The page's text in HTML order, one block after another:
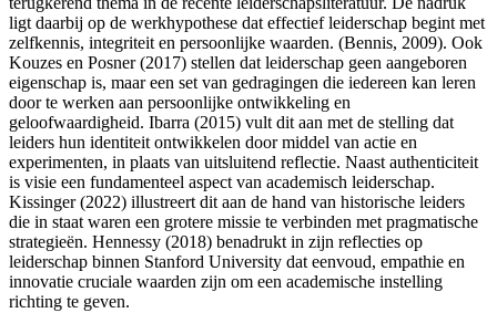
ligt daarbij op de werkhypothese dat effectief leiderschap begint met
zelfkennis, integriteit en persoonlijke waarden. (Bennis, 2009). Ook
Kouzes en Posner(2017) stellen dat leiderschap geen aangeboren
eigenschap is, maar een set van gedragingen die iedereen kan leren
door te werken aan persoonlijke ontwikkeling en
geloofwaardigheid. Ibarra (2015) vult dit aan met de stelling dat
leiders hun identiteit ontwikkelen door middel van actie en
experimenten, in plaats van uitsluitend reflectie. Naast authenticiteit
is visie een fundamenteel aspect van academisch leiderschap.
Kissinger(2022) illustreert dit aan de hand van historische leiders
die in staat waren een grotere missie te verbinden met pragmatische
strategieën. Hennessy (2018) benadrukt in zijn reflecties op
leiderschap binnen Stanford University dat eenvoud, empathie en
innovatie cruciale waarden zijn om een academische instelling
richting te geven.